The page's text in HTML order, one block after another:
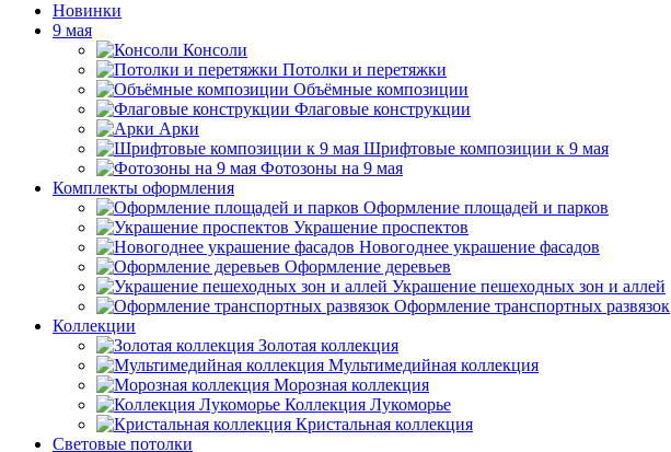
Новинки
9 мая
Консоли
Потолки и перетяжки
Объёмные композиции
Флаговые конструкции
Арки
Шрифтовые композиции к 9 мая
Фотозоны на 9 мая
Комплекты оформления
Оформление площадей и парков
Украшение проспектов
Новогоднее украшение фасадов
Оформление деревьев
Украшение пешеходных зон и аллей
Оформление транспортных развязок
Коллекции
Золотая коллекция
Мультимедийная коллекция
Морозная коллекция
Коллекция Лукоморье
Кристальная коллекция
Световые потолки